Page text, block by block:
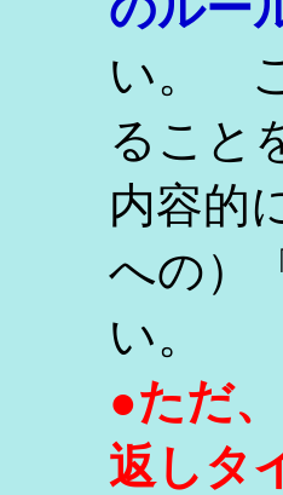
い。
ること
内容的
への）
い。
●ただ
返しタ